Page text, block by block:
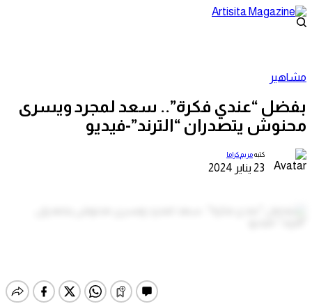
مشاهير
بفضل “عندي فكرة”.. سعد لمجرد ويسرى
محنوش يتصدران “الترند”-فيديو
كتبهمريم كراما
23 يناير 2024